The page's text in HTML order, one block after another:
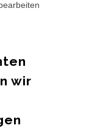
wir